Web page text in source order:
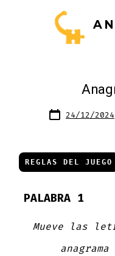
Fecha
de 24/12/2024
REGLAS DEL JUEGO
PALABRA 1
Mueve las